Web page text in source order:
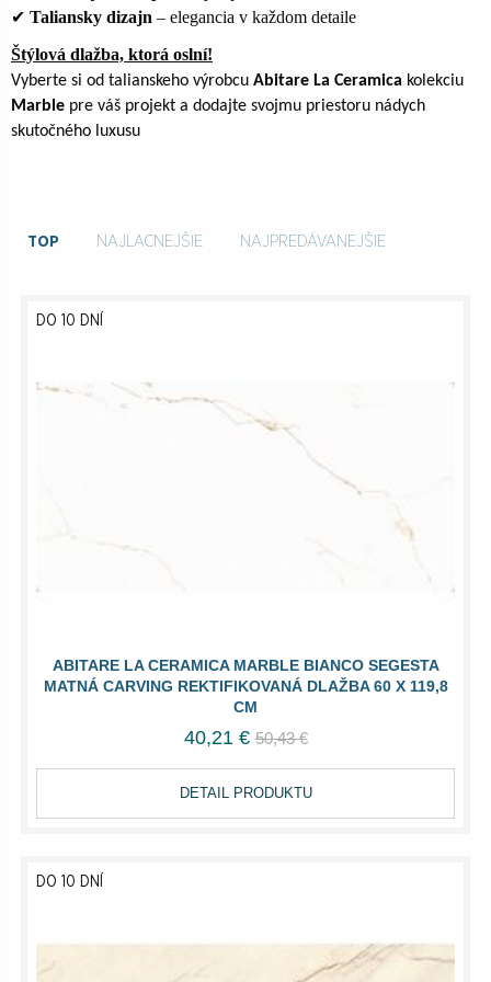
✔ Taliansky dizajn – elegancia v každom detaile
Štýlová dlažba, ktorá oslní!
Vyberte si od talianskeho výrobcu Abitare La Ceramica kolekciu
Marble pre váš projekt a dodajte svojmu priestoru nádych
skutočného luxusu
TOP NAJLACNEJŠIE NAJPREDÁVANEJŠIE
ABITARE LA CERAMICA MARBLE BIANCO SEGESTA
MATNÁ CARVING REKTIFIKOVANÁ DLAŽBA 60 X 119,8
CM
DO 10 DNÍ
40,21 € 50,43 €
DETAIL PRODUKTU
DO 10 DNÍ